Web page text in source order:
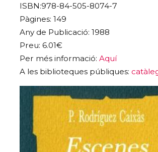
ISBN:978-84-505-8074-7
Pàgines: 149
Any de Publicació: 1988
Preu: 6.01€
Per més informació: Aquí
A les biblioteques públiques: